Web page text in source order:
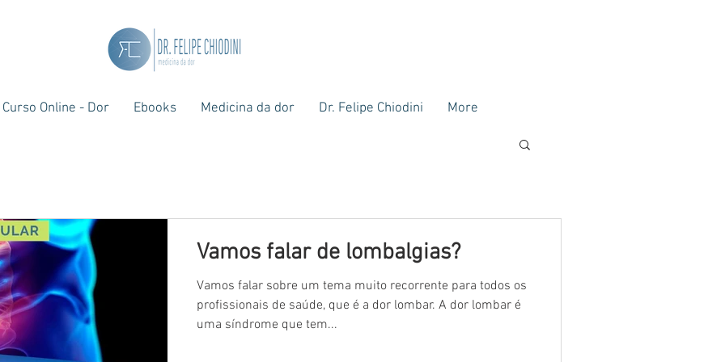
Curso Online - Dor Ebooks Medicina da dor Dr. Felipe Chiodini More
Vamos falar de lombalgias?
Vamos falar sobre um tema muito recorrente para todos os
profissionais de saúde, que é a dor lombar. A dor lombar é
uma síndrome que tem...